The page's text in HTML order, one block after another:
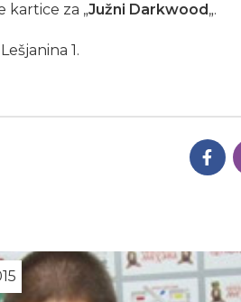
kartice za „Južni Darkwood „.
1.